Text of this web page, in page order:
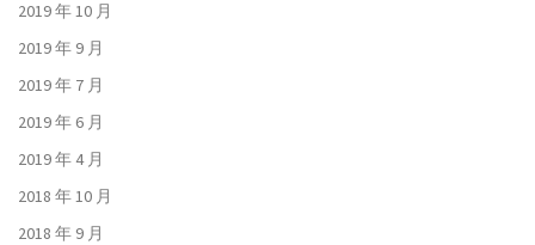
2019 年 10 月
2019 年 9 月
2019 年 7 月
2019 年 6 月
2019 年 4 月
2018 年 10 月
2018 年 9 月